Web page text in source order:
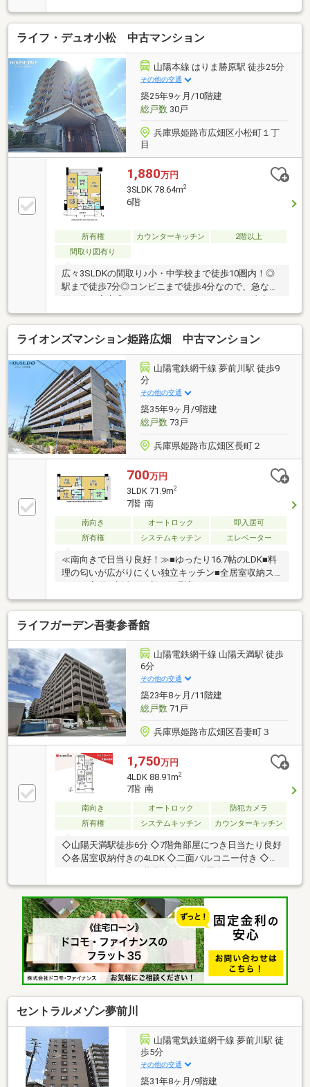
ライフ・デュオ小松 中古マンション
山陽本線 はりま勝原駅 徒歩25分
その他の交通
築25年9ヶ月/10階建
総戸数30戸
兵庫県姫路市広畑区小松町１丁
目
1,880万円
3SLDK 78.64m2
6階
所有権 カウンターキッチン
2階以上
間取り図有り
広々3SLDKの間取り♪小・中学校まで徒歩10圏内！◎
駅まで徒歩7分◎コンビニまで徒歩4分なので、急なお
分圏内
ライオンズマンション姫路広畑 中古マンション
山陽電鉄網干線 夢前川駅 徒歩9
分
その他の交通
築35年9ヶ月/9階建
総戸数73戸
兵庫県姫路市広畑区長町２
700万円
3LDK 71.9m2
7階 南
南向き オートロック
即入居可
所有権
システムキッチン エレベーター
≪南向きで日当り良好！≫■ゆったり16.7帖のLDK■料
理の匂いが広がりにくい独立キッチン■全居室収納ス
ペース完備■生活に便利な住環境です
ライフガーデン吾妻参番館
山陽電鉄網干線 山陽天満駅 徒歩
6分
その他の交通
築23年8ヶ月/11階建
総戸数71戸
兵庫県姫路市広畑区吾妻町３
1,750万円
4LDK 88.91m2
7階 南
南向き オートロック
防犯カメラ
所有権
システムキッチン カウンターキッチン
◇山陽天満駅徒歩6分 ◇7階角部屋につき日当たり良好
◇各居室収納付きの4LDK ◇二面バルコニー付き ◇ス
セントラルメゾン夢前川
山陽電気鉄道網干線 夢前川駅 徒
歩5分
その他の交通
築31年8ヶ月/9階建